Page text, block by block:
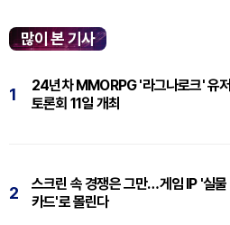
많이 본 기사
1
24년차 MMORPG '라그나로크' 유저
토론회 11일 개최
2
스크린 속 경쟁은 그만…게임 IP '실물
카드'로 몰린다